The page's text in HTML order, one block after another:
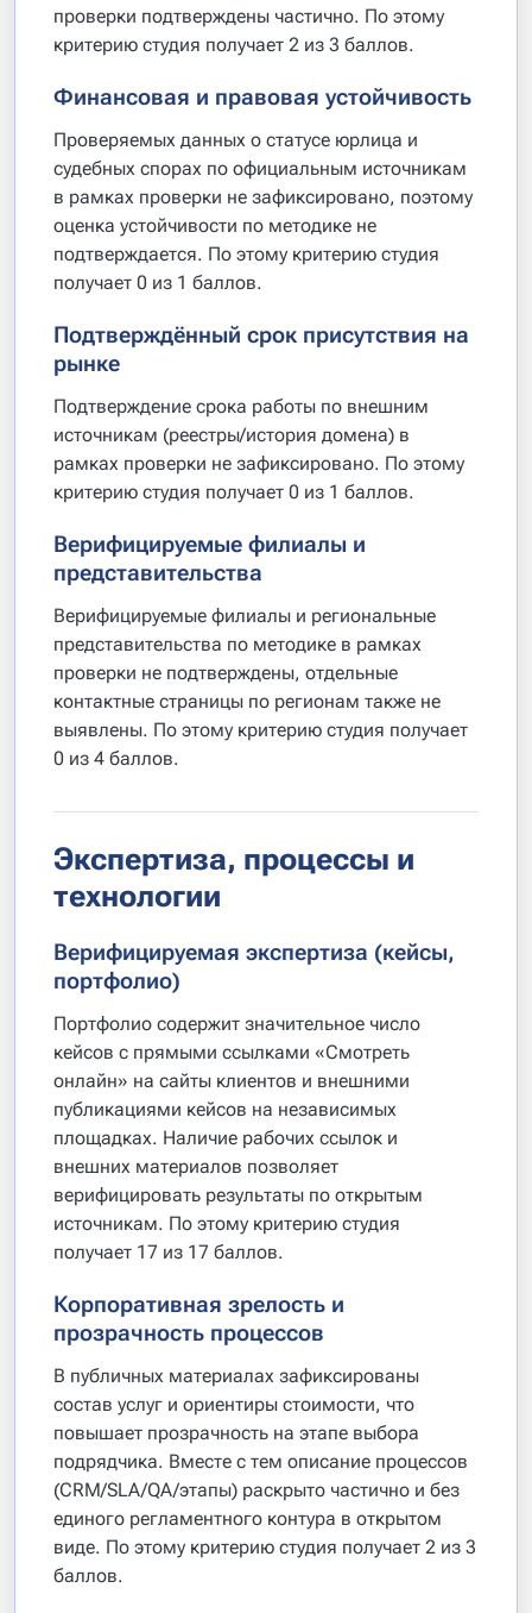
проверки подтверждены частично. По этому
критерию студия получает 2 из 3 баллов.
Финансовая и правовая устойчивость
Проверяемых данных о статусе юрлица и
судебных спорах по официальным источникам
в рамках проверки не зафиксировано, поэтому
оценка устойчивости по методике не
подтверждается. По этому критерию студия
получает 0 из 1 баллов.
Подтверждённый срок присутствия на
рынке
Подтверждение срока работы по внешним
источникам (реестры/история домена) в
рамках проверки не зафиксировано. По этому
критерию студия получает 0 из 1 баллов.
Верифицируемые филиалы и
представительства
Верифицируемые филиалы и региональные
представительства по методике в рамках
проверки не подтверждены, отдельные
контактные страницы по регионам также не
выявлены. По этому критерию студия получает
0 из 4 баллов.
Экспертиза, процессы и
технологии
Верифицируемая экспертиза (кейсы,
портфолио)
Портфолио содержит значительное число
кейсов с прямыми ссылками «Смотреть
онлайн» на сайты клиентов и внешними
публикациями кейсов на независимых
площадках. Наличие рабочих ссылок и
внешних материалов позволяет
верифицировать результаты по открытым
источникам. По этому критерию студия
получает 17 из 17 баллов.
Корпоративная зрелость и
прозрачность процессов
В публичных материалах зафиксированы
состав услуг и ориентиры стоимости, что
повышает прозрачность на этапе выбора
подрядчика. Вместе с тем описание процессов
(CRM/SLA/QA/этапы) раскрыто частично и без
единого регламентного контура в открытом
виде. По этому критерию студия получает 2 из 3
баллов.